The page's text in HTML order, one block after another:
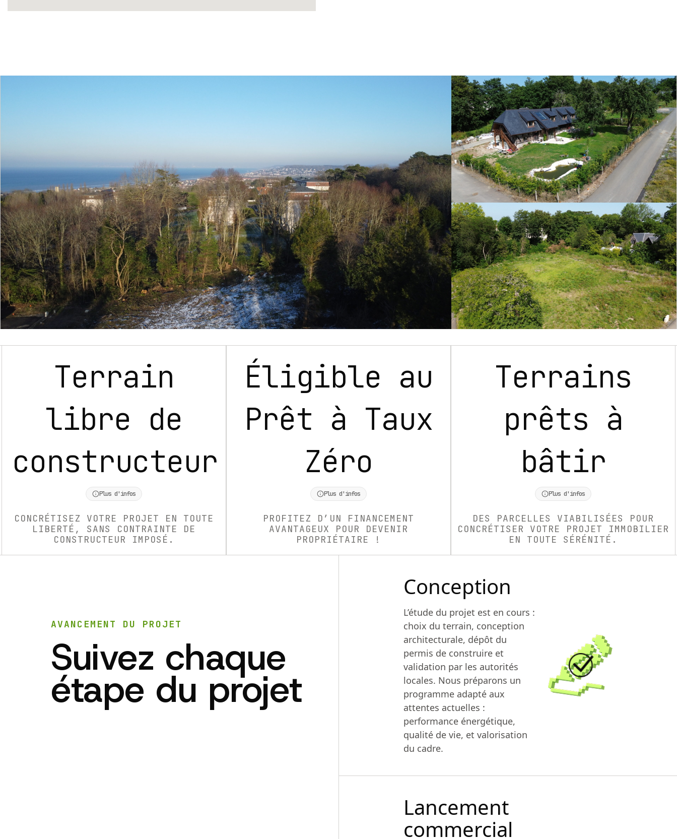
Aménagements
Proximité des écoles, des commerces
loisirs
nautiques et culturelles
Raccordement
Accompagnement Terralia
Terrain
libre de
constructeur
Plus d'infos
CONCRÉTISEZ VOTRE PROJET EN TOUTE
LIBERTÉ, SANS CONTRAINTE DE
CONSTRUCTEUR IMPOSÉ.
Éligible au
Prêt à Taux
Zéro
Plus d'infos
PROFITEZ D’UN FINANCEMENT
AVANTAGEUX POUR DEVENIR
PROPRIÉTAIRE !
Terrains
prêts à
bâtir
Plus d'infos
DES PARCELLES VIABILISÉES POUR
CONCRÉTISER VOTRE PROJET IMMOBILIER
EN TOUTE SÉRÉNITÉ.
AVANCEMENT DU PROJET
Suivez chaque
étape du projet
Conception
L’étude du projet est en cours :
choix du terrain, conception
architecturale, dépôt du
permis de construire et
validation par les autorités
locales. Nous préparons un
programme adapté aux
attentes actuelles :
performance énergétique,
qualité de vie, et valorisation
du cadre.
Lancement
commercial